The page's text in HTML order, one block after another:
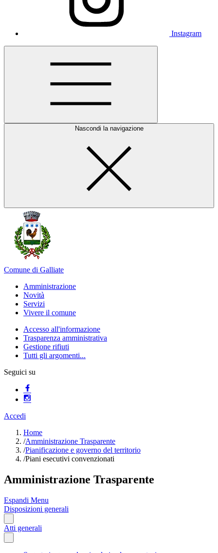
Instagram
Nascondi la navigazione
Comune di Galliate
Amministrazione
Novità
Servizi
Vivere il comune
Accesso all'informazione
Trasparenza amministrativa
Gestione rifiuti
Tutti gli argomenti...
Seguici su
Accedi
Home
/Amministrazione Trasparente
/Pianificazione e governo del territorio
/Piani esecutivi convenzionati
Amministrazione Trasparente
Espandi Menu
Disposizioni generali
Atti generali